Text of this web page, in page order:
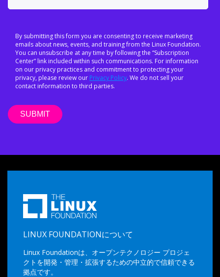
By submitting this form you are consenting to receive marketing
emails about news, events, and training from the Linux Foundation.
You can unsubscribe at any time by following the “Subscription
Center” link included within such communications. For information
on our privacy practices and commitment to protecting your
privacy, please review our Privacy Policy. We do not sell your
contact information to third parties.
LINUX FOUNDATIONについて
Linux Foundationは、オープンテクノロジー プロジェ
クトを開発・管理・拡張するための中立的で信頼できる
拠点です。